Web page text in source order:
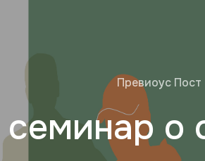
Превиоус Пост
о